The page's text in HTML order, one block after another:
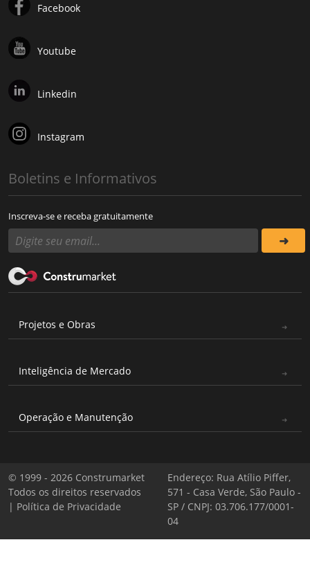
Facebook
Youtube
Linkedin
Instagram
Boletins e Informativos
Inscreva-se e receba gratuitamente
Projetos e Obras
Inteligência de Mercado
Operação e Manutenção
© 1999 - 2026 Construmarket
Todos os direitos reservados
| Política de Privacidade
Endereço: Rua Atílio Piffer,
571 - Casa Verde, São Paulo -
SP / CNPJ: 03.706.177/0001-
04